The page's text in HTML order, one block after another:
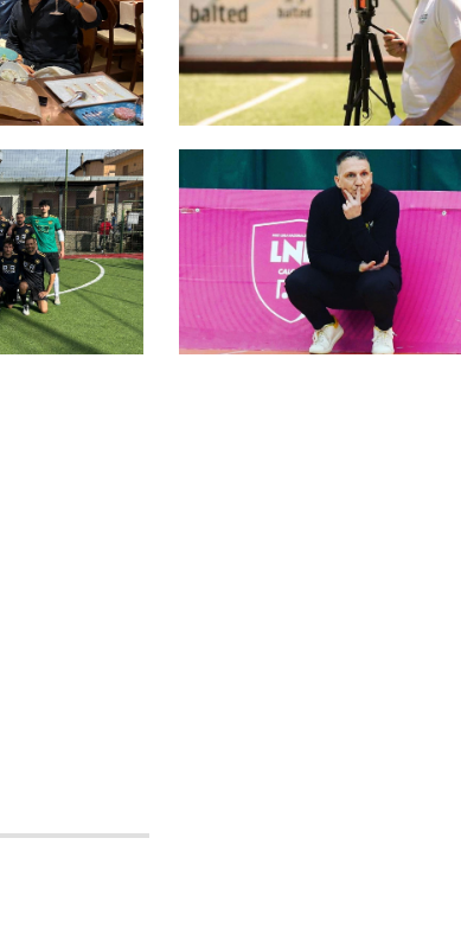
prima volta
Provincia di Roma, presenti
Alessio Medici e la sua Lazio
Calcio a 5: “Torneo d’élite,
impossibile mancare”